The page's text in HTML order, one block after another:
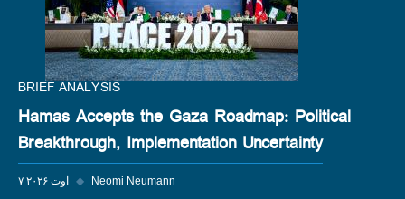
BRIEF ANALYSIS
Hamas Accepts the Gaza Roadmap: Political
Breakthrough, Implementation Uncertainty
۷ اوت ۲۰۲۶ ◆ Neomi Neumann